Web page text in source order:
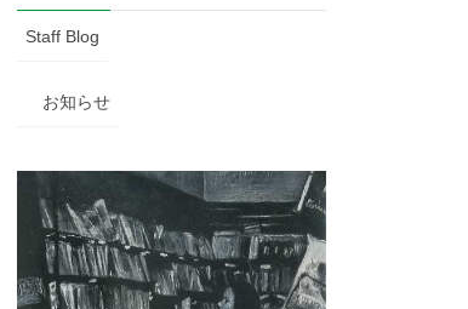
Staff Blog
お知らせ